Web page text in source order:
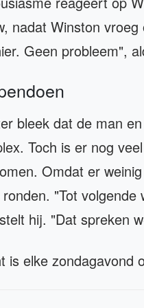
nadat Winston
Geen probleem",
bleek dat de man
Toch is er nog
Omdat er
"Tot
hij. "Dat spreken
is elke zondagavond